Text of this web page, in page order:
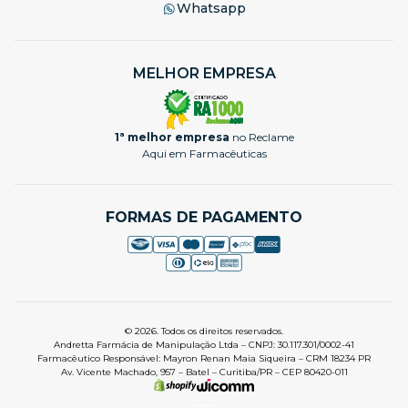
Whatsapp
MELHOR EMPRESA
1ª melhor empresa no Reclame
Aqui em Farmacêuticas
FORMAS DE PAGAMENTO
© 2026. Todos os direitos reservados.
Andretta Farmácia de Manipulação Ltda – CNPJ: 30.117.301/0002-41
Farmacêutico Responsável: Mayron Renan Maia Siqueira – CRM 18234 PR
Av. Vicente Machado, 957 – Batel – Curitiba/PR – CEP 80420-011